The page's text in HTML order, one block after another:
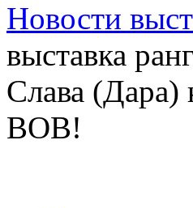
Новости
выставка
Слава
BOB!